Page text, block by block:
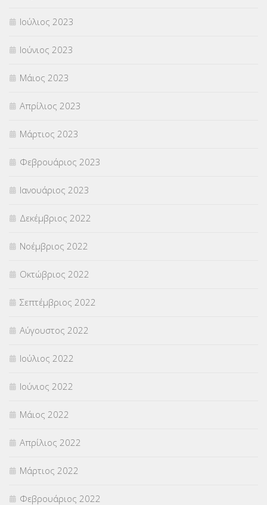
Ιούλιος 2023
Ιούνιος 2023
Μάιος 2023
Απρίλιος 2023
Μάρτιος 2023
Φεβρουάριος 2023
Ιανουάριος 2023
Δεκέμβριος 2022
Νοέμβριος 2022
Οκτώβριος 2022
Σεπτέμβριος 2022
Αύγουστος 2022
Ιούλιος 2022
Ιούνιος 2022
Μάιος 2022
Απρίλιος 2022
Μάρτιος 2022
Φεβρουάριος 2022